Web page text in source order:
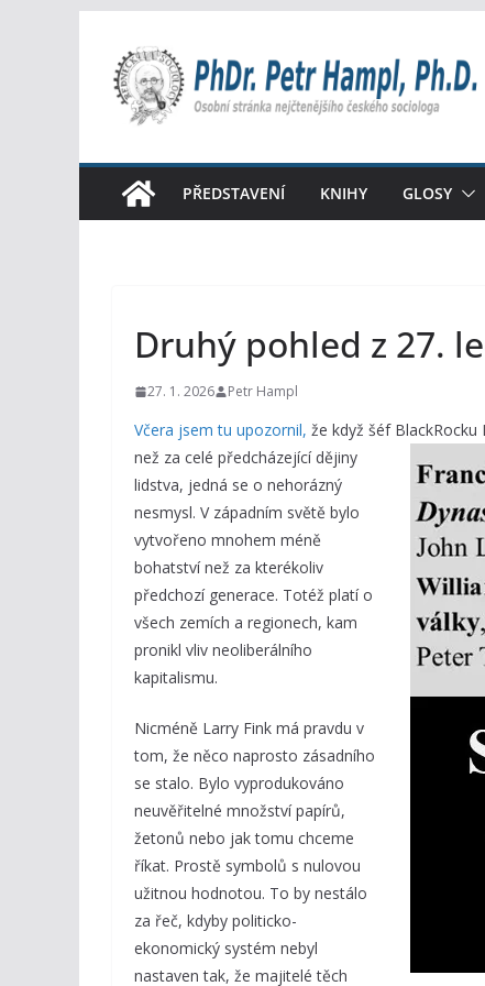
obsah
PŘEDSTAVENÍ KNIHY GLOSY
Druhý pohled z 27.
27. 1. 2026 Petr Hampl
Včera jsem tu upozornil, že když šéf BlackRocku
než za celé předcházející dějiny
lidstva, jedná se o nehorázný
nesmysl. V západním světě bylo
vytvořeno mnohem méně
bohatství než za kterékoliv
předchozí generace. Totéž platí o
všech zemích a regionech, kam
pronikl vliv neoliberálního
kapitalismu.
Nicméně Larry Fink má pravdu v
tom, že něco naprosto zásadního
se stalo. Bylo vyprodukováno
neuvěřitelné množství papírů,
žetonů nebo jak tomu chceme
říkat. Prostě symbolů s nulovou
užitnou hodnotou. To by nestálo
za řeč, kdyby politicko-
ekonomický systém nebyl
nastaven tak, že majitelé těch